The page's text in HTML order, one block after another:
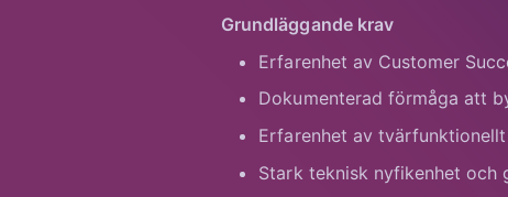
Grundläggande krav
Erfarenhet av Customer
Dokumenterad förmåga att
Erfarenhet av
Stark teknisk nyfikenhet